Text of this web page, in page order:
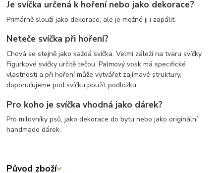
Je svíčka určená k hoření nebo jako dekorace?
Primárně slouží jako dekorace, ale je možné ji i zapálit.
Neteče svíčka při hoření?
Chová se stejně jako každá svíčka. Velmi záleží na tvaru svíčky.
Figurkové svíčky určitě tečou. Palmový vosk má specifické
vlastnosti a při hoření může vytvářet zajímavé struktury,
doporučujeme pod svíčku použít podložku.
Pro koho je svíčka vhodná jako dárek?
Pro milovníky psů, jako dekorace do bytu nebo jako originální
handmade dárek.
Původ zboží